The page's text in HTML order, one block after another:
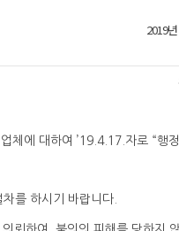
2019
체에 대하여 ’19.4.17. 자로 “행
를 하시기 바랍니다